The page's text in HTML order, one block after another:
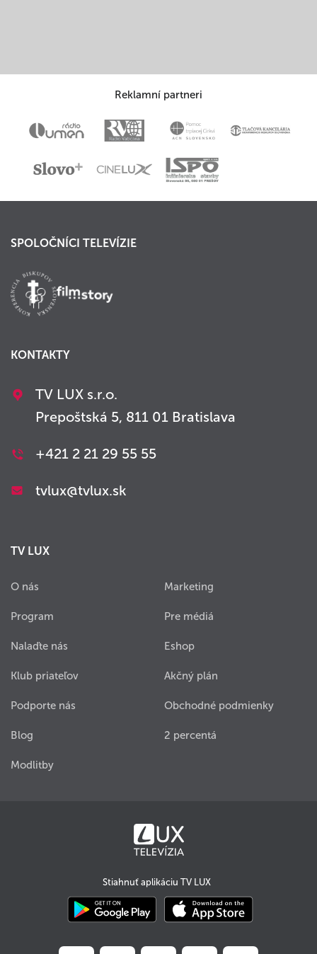
Reklamní partneri
SPOLOČNÍCI TELEVÍZIE
KONTAKTY
TV LUX s.r.o.
Prepoštská 5, 811 01 Bratislava
+421 2 21 29 55 55
tvlux@tvlux.sk
TV LUX
O nás
Program
Nalaďte nás
Klub priateľov
Podporte nás
Blog
Modlitby
Marketing
Pre médiá
Eshop
Akčný plán
Obchodné podmienky
2 percentá
Stiahnuť aplikáciu TV LUX